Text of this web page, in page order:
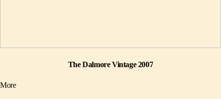
The Dalmore Vintage 2007
More